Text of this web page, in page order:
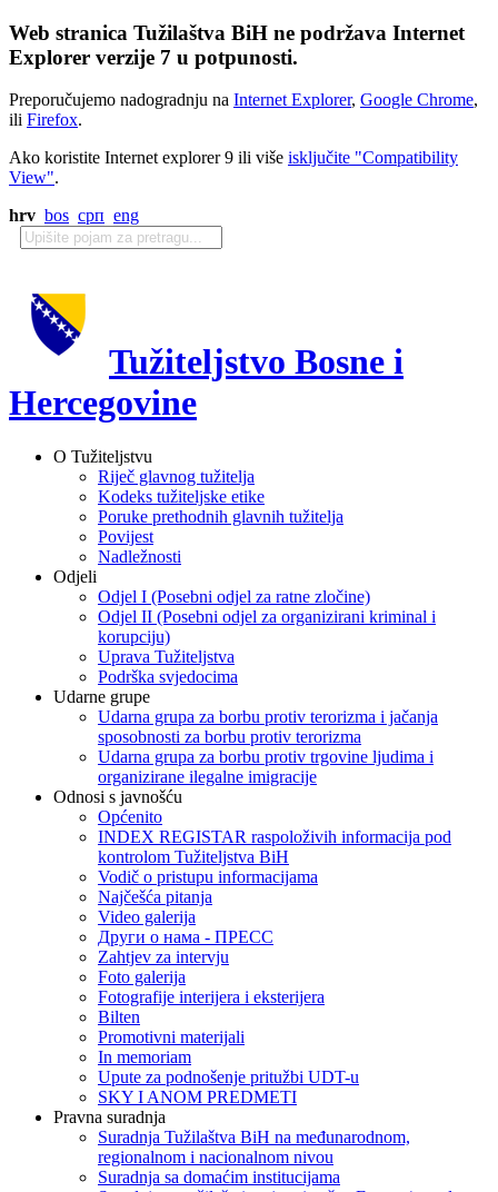
Web stranica Tužilaštva BiH ne podržava Internet
Explorer verzije 7 u potpunosti.
Preporučujemo nadogradnju na Internet Explorer, Google Chrome,
ili Firefox.
Ako koristite Internet explorer 9 ili više isključite "Compatibility
View".
hrv bos срп eng
Tužiteljstvo Bosne i
Hercegovine
O Tužiteljstvu
Riječ glavnog tužitelja
Kodeks tužiteljske etike
Poruke prethodnih glavnih tužitelja
Povijest
Nadležnosti
Odjeli
Odjel I (Posebni odjel za ratne zločine)
Odjel II (Posebni odjel za organizirani kriminal i
korupciju)
Uprava Tužiteljstva
Podrška svjedocima
Udarne grupe
Udarna grupa za borbu protiv terorizma i jačanja
sposobnosti za borbu protiv terorizma
Udarna grupa za borbu protiv trgovine ljudima i
organizirane ilegalne imigracije
Odnosi s javnošću
Općenito
INDEX REGISTAR raspoloživih informacija pod
kontrolom Tužiteljstva BiH
Vodič o pristupu informacijama
Najčešća pitanja
Video galerija
Други о нама - ПРЕСC
Zahtjev za intervju
Foto galerija
Fotografije interijera i eksterijera
Bilten
Promotivni materijali
In memoriam
Upute za podnošenje pritužbi UDT-u
SKY I ANOM PREDMETI
Pravna suradnja
Suradnja Tužilaštva BiH na međunarodnom,
regionalnom i nacionalnom nivou
Suradnja sa domaćim institucijama